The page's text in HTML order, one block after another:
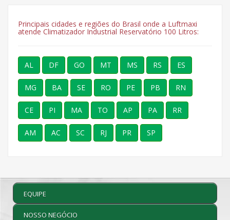
Principais cidades e regiões do Brasil onde a Luftmaxi
atende Climatizador Industrial Reservatório 100 Litros:
AL DF GO MT MS RS ES
MG BA SE RO PE PB RN
CE PI MA TO AP PA RR
AM AC SC RJ PR SP
EQUIPE
NOSSO NEGÓCIO